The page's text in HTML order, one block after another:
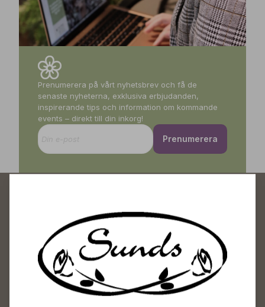
Prenumerera på vårt nyhetsbrev och få de
senaste nyheterna, exklusiva erbjudanden,
inspirerande tips och information om kommande
events – direkt till din inkorg!
Prenumerera
Sunds Trädgårdscenter